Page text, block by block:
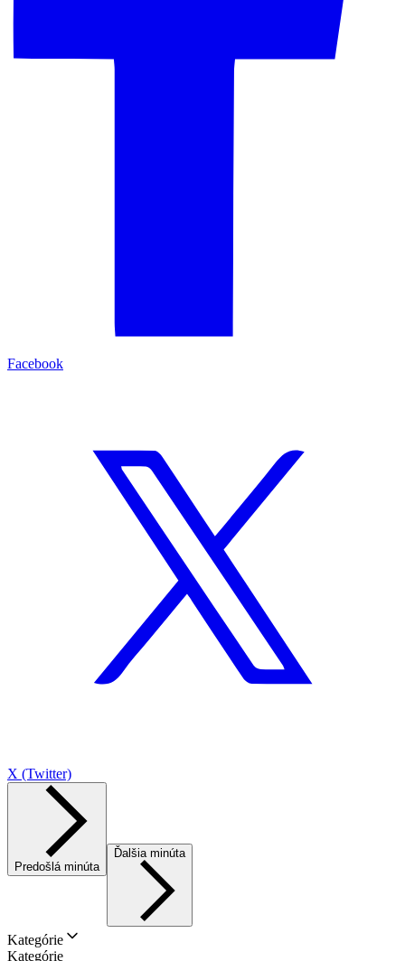
Facebook
X (Twitter)
Predošlá minúta
Ďalšia minúta
Kategórie
Kategórie